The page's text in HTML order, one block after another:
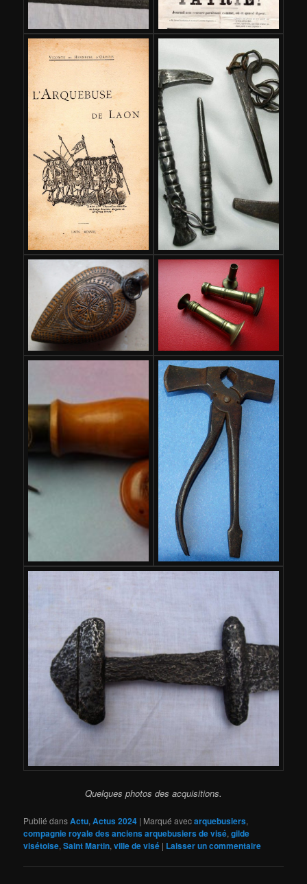
Quelques photos des acquisitions.
Publié dansActu,Actus 2024 | Marqué avecarquebusiers,
compagnie royale des anciens arquebusiers de visé,gilde
visétoise,Saint Martin,ville de visé | Laisser un commentaire